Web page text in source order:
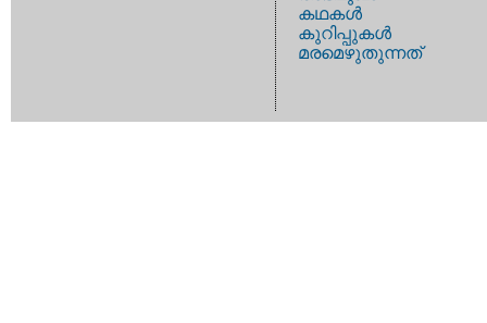
കഥകള്‍
കുറിപ്പുകള്‍
മരമെഴുതുന്നത്